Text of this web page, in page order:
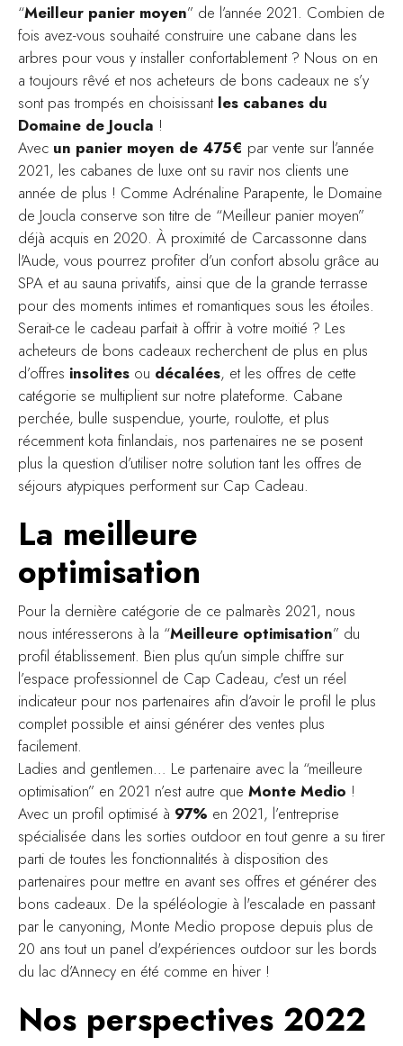
“Meilleur panier moyen” de l’année 2021. Combien de
fois avez-vous souhaité construire une cabane dans les
arbres pour vous y installer confortablement ? Nous on en
a toujours rêvé et nos acheteurs de bons cadeaux ne s’y
sont pas trompés en choisissant les cabanes du
Domaine de Joucla !
Avec un panier moyen de 475€ par vente sur l’année
2021, les cabanes de luxe ont su ravir nos clients une
année de plus ! Comme Adrénaline Parapente, le Domaine
de Joucla conserve son titre de “Meilleur panier moyen”
déjà acquis en 2020. À proximité de Carcassonne dans
l'Aude, vous pourrez profiter d’un confort absolu grâce au
SPA et au sauna privatifs, ainsi que de la grande terrasse
pour des moments intimes et romantiques sous les étoiles.
Serait-ce le cadeau parfait à offrir à votre moitié ? Les
acheteurs de bons cadeaux recherchent de plus en plus
d’offres insolites ou décalées, et les offres de cette
catégorie se multiplient sur notre plateforme. Cabane
perchée, bulle suspendue, yourte, roulotte, et plus
récemment kota finlandais, nos partenaires ne se posent
plus la question d’utiliser notre solution tant les offres de
séjours atypiques performent sur Cap Cadeau.
La meilleure
optimisation
Pour la dernière catégorie de ce palmarès 2021, nous
nous intéresserons à la “Meilleure optimisation” du
profil établissement. Bien plus qu’un simple chiffre sur
l’espace professionnel de Cap Cadeau, c'est un réel
indicateur pour nos partenaires afin d’avoir le profil le plus
complet possible et ainsi générer des ventes plus
facilement.
Ladies and gentlemen… Le partenaire avec la “meilleure
optimisation” en 2021 n’est autre que Monte Medio !
Avec un profil optimisé à 97% en 2021, l’entreprise
spécialisée dans les sorties outdoor en tout genre a su tirer
parti de toutes les fonctionnalités à disposition des
partenaires pour mettre en avant ses offres et générer des
bons cadeaux. De la spéléologie à l'escalade en passant
par le canyoning, Monte Medio propose depuis plus de
20 ans tout un panel d'expériences outdoor sur les bords
du lac d’Annecy en été comme en hiver !
Nos perspectives 2022